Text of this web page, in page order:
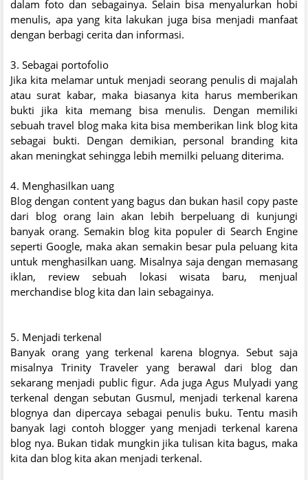
dalam foto dan sebagainya. Selain bisa menyalurkan hobi
menulis, apa yang kita lakukan juga bisa menjadi manfaat
dengan berbagi cerita dan informasi.
3. Sebagai portofolio
Jika kita melamar untuk menjadi seorang penulis di majalah
atau surat kabar, maka biasanya kita harus memberikan
bukti jika kita memang bisa menulis. Dengan memiliki
sebuah travel blog maka kita bisa memberikan link blog kita
sebagai bukti. Dengan demikian, personal branding kita
akan meningkat sehingga lebih memilki peluang diterima.
4. Menghasilkan uang
Blog dengan content yang bagus dan bukan hasil copy paste
dari blog orang lain akan lebih berpeluang di kunjungi
banyak orang. Semakin blog kita populer di Search Engine
seperti Google, maka akan semakin besar pula peluang kita
untuk menghasilkan uang. Misalnya saja dengan memasang
iklan, review sebuah lokasi wisata baru, menjual
merchandise blog kita dan lain sebagainya.
5. Menjadi terkenal
Banyak orang yang terkenal karena blognya. Sebut saja
misalnya Trinity Traveler yang berawal dari blog dan
sekarang menjadi public figur. Ada juga Agus Mulyadi yang
terkenal dengan sebutan Gusmul, menjadi terkenal karena
blognya dan dipercaya sebagai penulis buku. Tentu masih
banyak lagi contoh blogger yang menjadi terkenal karena
blog nya. Bukan tidak mungkin jika tulisan kita bagus, maka
kita dan blog kita akan menjadi terkenal.